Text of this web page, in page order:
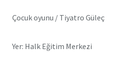
Çocuk oyunu / Tiyatro Güleç
Yer: Halk Eğitim Merkezi